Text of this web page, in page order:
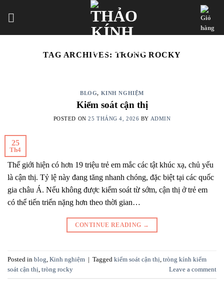
TAG ARCHIVES: TRÒNG ROCKY
BLOG, KINH NGHIỆM
Kiểm soát cận thị
POSTED ON25 THÁNG 4, 2026 BY ADMIN
25
Th4
Thế giới hiện có hơn 19 triệu trẻ em mắc các tật khúc xạ, chủ yếu
là cận thị. Tỷ lệ này đang tăng nhanh chóng, đặc biệt tại các quốc
gia châu Á. Nếu không được kiểm soát từ sớm, cận thị ở trẻ em
có thể tiến triển nặng hơn theo thời gian…
CONTINUE READING →
Posted in blog Kinh nghiệm | Tagged kiểm soát cận thị tròng kính kiểm
soát cận thị tròng rocky Leave a comment